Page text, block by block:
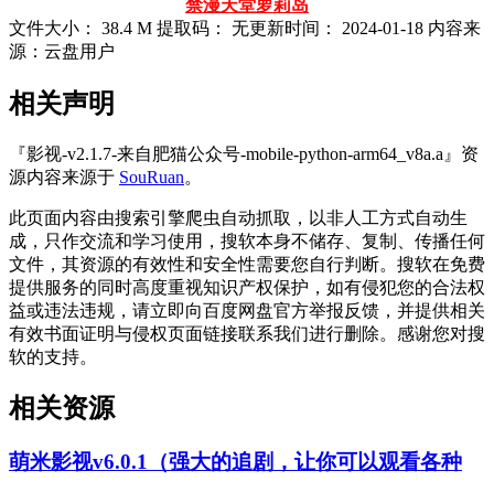
禁漫天堂萝莉岛
文件大小：
38.4 M 提取码： 无更新时间： 2024-01-18 内容来
源：云盘用户
相关声明
『影视-v2.1.7-来自肥猫公众号-mobile-python-arm64_v8a.a』资
源内容来源于 SouRuan。
此页面内容由搜索引擎爬虫自动抓取，以非人工方式自动生
成，只作交流和学习使用，搜软本身不储存、复制、传播任何
文件，其资源的有效性和安全性需要您自行判断。搜软在免费
提供服务的同时高度重视知识产权保护，如有侵犯您的合法权
益或违法违规，请立即向百度网盘官方举报反馈，并提供相关
有效书面证明与侵权页面链接联系我们进行删除。感谢您对搜
软的支持。
相关资源
萌米影视v6.0.1（强大的追剧，让你可以观看各种